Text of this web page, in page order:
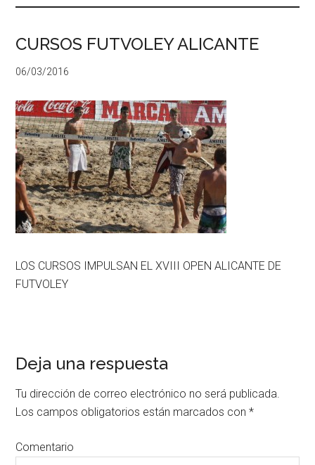
CURSOS FUTVOLEY ALICANTE
06/03/2016
LOS CURSOS IMPULSAN EL XVIII OPEN ALICANTE DE
FUTVOLEY
Deja una respuesta
Tu dirección de correo electrónico no será publicada.
Los campos obligatorios están marcados con*
Comentario